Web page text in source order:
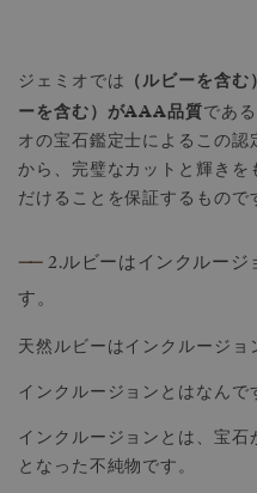
ジェミオでは
（ルビーを含
ーを含む）がAAA品質であ
オの宝石鑑定士によるこの認
から、完璧なカットと輝きを
だけることを保証するもので
—— 2.ルビーはインクルー
す。
天然ルビーはインクルージョ
インクルージョンとはなんで
インクルージョンとは、宝石
となった不純物です。